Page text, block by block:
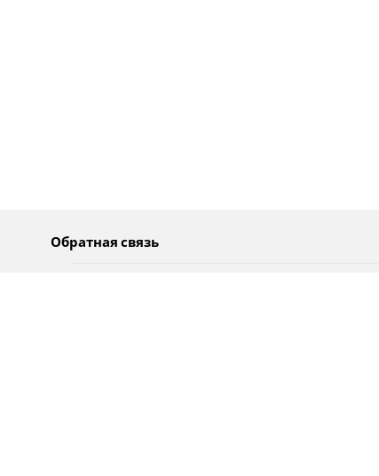
Обратная связь